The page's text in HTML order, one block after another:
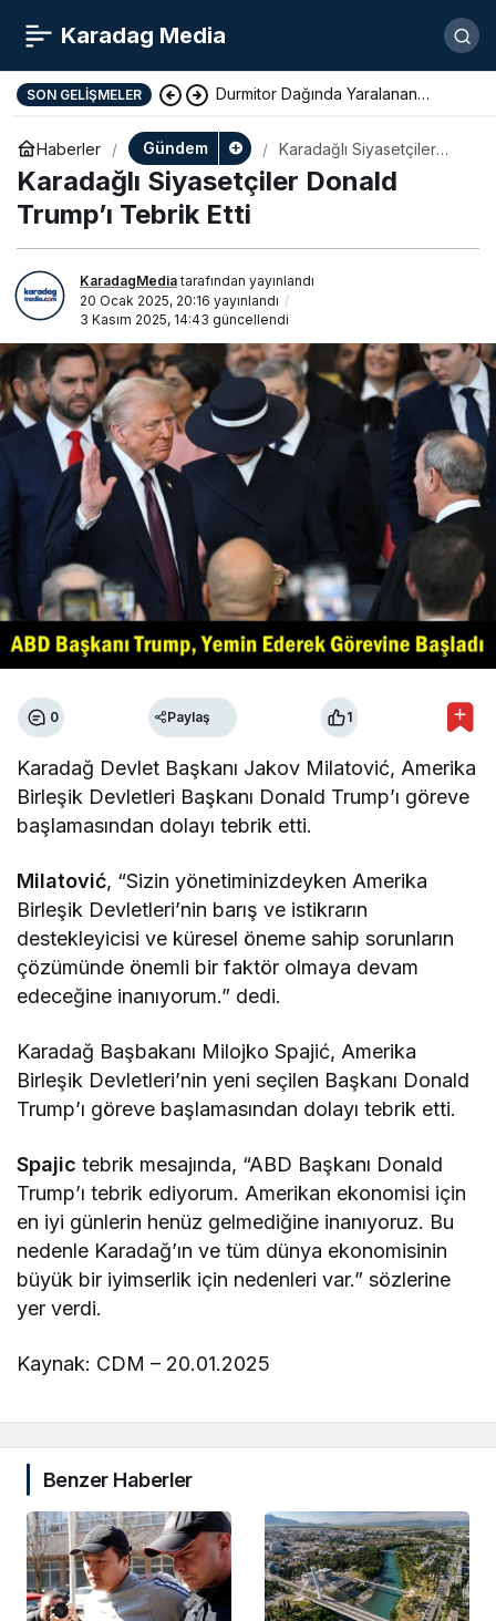
Karadag Media
SON GELIŞMELER Durmitor Dağında Yaralanan
Yunan Turist Başarıyla Kurtarıldı
Haberler Gündem
Karadağlı Siyasetçiler
Donald Trump’ı Tebrik Etti
Karadağlı Siyasetçiler Donald
Trump’ı Tebrik Etti
KaradagMediatarafından yayınlandı
20 Ocak 2025, 20:16 yayınlandı
3 Kasım 2025, 14:43 güncellendi
0 Paylaş 1
Karadağ Devlet Başkanı Jakov Milatović, Amerika
Birleşik Devletleri Başkanı Donald Trump’ı göreve
başlamasından dolayı tebrik etti.
Milatović, “Sizin yönetiminizdeyken Amerika
Birleşik Devletleri’nin barış ve istikrarın
destekleyicisi ve küresel öneme sahip sorunların
çözümünde önemli bir faktör olmaya devam
edeceğine inanıyorum.” dedi.
Karadağ Başbakanı Milojko Spajić, Amerika
Birleşik Devletleri’nin yeni seçilen Başkanı Donald
Trump’ı göreve başlamasından dolayı tebrik etti.
Spajic tebrik mesajında, “ABD Başkanı Donald
Trump’ı tebrik ediyorum. Amerikan ekonomisi için
en iyi günlerin henüz gelmediğine inanıyoruz. Bu
nedenle Karadağ’ın ve tüm dünya ekonomisinin
büyük bir iyimserlik için nedenleri var.” sözlerine
yer verdi.
Kaynak: CDM – 20.01.2025
Benzer Haberler